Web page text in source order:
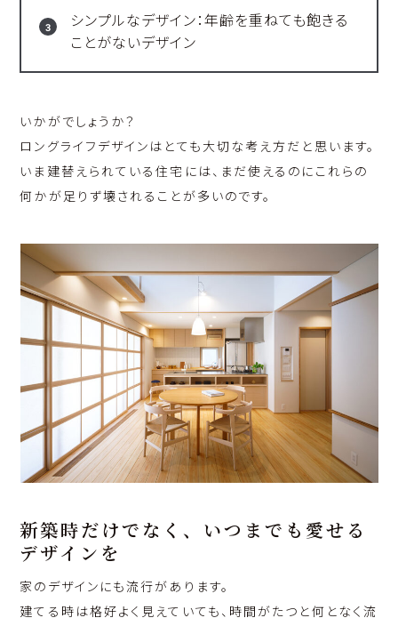
シンプルなデザイン：年齢を重ねても飽きる
ことがないデザイン
いかがでしょうか？
ロングライフデザインはとても大切な考え方だと思います。
いま建替えられている住宅には、まだ使えるのにこれらの
何かが足りず壊されることが多いのです。
新築時だけでなく、いつまでも愛せる
デザインを
家のデザインにも流行があります。
建てる時は格好よく見えていても、時間がたつと何となく流